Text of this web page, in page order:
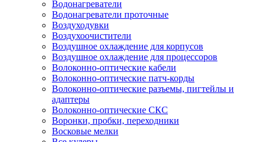
Водонагреватели
Водонагреватели проточные
Воздуходувки
Воздухоочистители
Воздушное охлаждение для корпусов
Воздушное охлаждение для процессоров
Волоконно-оптические кабели
Волоконно-оптические патч-корды
Волоконно-оптические разъемы, пигтейлы и
адаптеры
Волоконно-оптические СКС
Воронки, пробки, переходники
Восковые мелки